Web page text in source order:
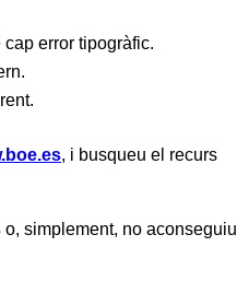
error tipogràfic.
, i busqueu el recurs
o, simplement, no aconseguiu